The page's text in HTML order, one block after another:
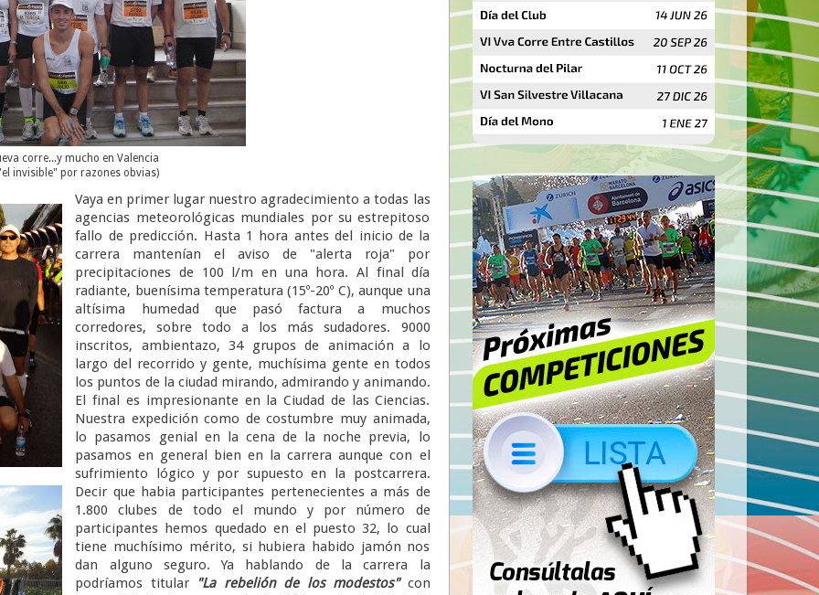
corre...y mucho en Valencia
invisible" por razones obvias)
Vaya en primer lugar nuestro agradecimiento a todas las
agencias meteorológicas mundiales por su estrepitoso
fallo de predicción. Hasta 1 hora antes del inicio de la
carrera mantenían el aviso de "alerta roja" por
precipitaciones de 100 l/m en una hora. Al final día
radiante, buenísima temperatura (15º-20º C), aunque una
altísima humedad que pasó factura a muchos
corredores, sobre todo a los más sudadores. 9000
inscritos, ambientazo, 34 grupos de animación a lo
largo del recorrido y gente, muchísima gente en todos
los puntos de la ciudad mirando, admirando y animando.
El final es impresionante en la Ciudad de las Ciencias.
Nuestra expedición como de costumbre muy animada,
lo pasamos genial en la cena de la noche previa, lo
pasamos en general bien en la carrera aunque con el
sufrimiento lógico y por supuesto en la postcarrera.
Decir que habia participantes pertenecientes a más de
1.800 clubes de todo el mundo y por número de
participantes hemos quedado en el puesto 32, lo cual
tiene muchísimo mérito, si hubiera habido jamón nos
dan alguno seguro. Ya hablando de la carrera la
podríamos titular
"La rebelión de los modestos"con